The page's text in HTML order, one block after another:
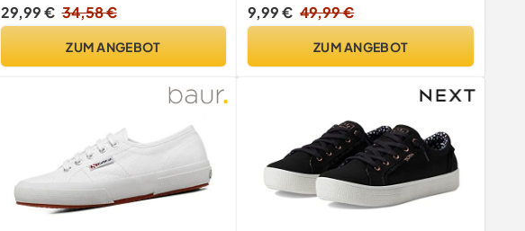
Klassische Driving
29,99 € 34,58 €
ZUM ANGEBOT
9,99 € 49,99 €
ZUM ANGEBOT